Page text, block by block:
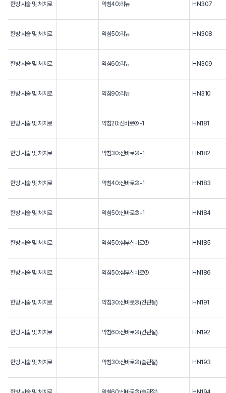
한방 시술 및 처치료 약침40:리뉴 HN307
한방 시술 및 처치료 약침50:리뉴 HN308
한방 시술 및 처치료 약침60:리뉴 HN309
한방 시술 및 처치료 약침90:리뉴 HN310
한방 시술 및 처치료 약침20:신바로③-1 HN181
한방 시술 및 처치료 약침30:신바로③-1 HN182
한방 시술 및 처치료 약침40:신바로③-1 HN183
한방 시술 및 처치료 약침50:신바로③-1 HN184
한방 시술 및 처치료 약침50:심부신바로① HN185
한방 시술 및 처치료 약침50:심부신바로② HN186
한방 시술 및 처치료 약침30:신바로③(견관절) HN191
한방 시술 및 처치료 약침60:신바로③(견관절) HN192
한방 시술 및 처치료 약침30:신바로③(슬관절) HN193